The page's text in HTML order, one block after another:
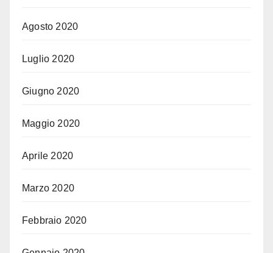
Agosto 2020
Luglio 2020
Giugno 2020
Maggio 2020
Aprile 2020
Marzo 2020
Febbraio 2020